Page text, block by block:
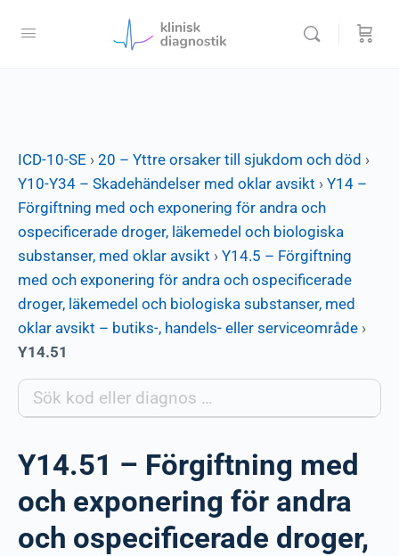
ICD-10-SE › 20 – Yttre orsaker till sjukdom och död ›
Y10-Y34 – Skadehändelser med oklar avsikt › Y14 –
Förgiftning med och exponering för andra och
ospecificerade droger, läkemedel och biologiska
substanser, med oklar avsikt › Y14.5 – Förgiftning
med och exponering för andra och ospecificerade
droger, läkemedel och biologiska substanser, med
oklar avsikt – butiks-, handels- eller serviceområde ›
Y14.51
Y14.51 – Förgiftning med
och exponering för andra
och ospecificerade droger,